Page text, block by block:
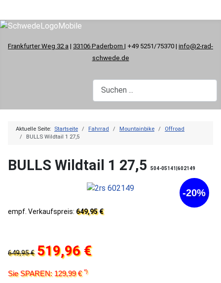
Frankfurter Weg 32 a | 33106 Paderborn | +49 5251/75370 | info@2-rad-
schwede.de
Aktuelle Seite: Startseite Fahrrad Mountainbike
Offroad
BULLS Wildtail 1 27,5
BULLS Wildtail 1 27,5 504-05141|602149
-20%
empf. Verkaufspreis: 649,95 €
649,95 € 519,96 €
Sie SPAREN: 129,99 €*)